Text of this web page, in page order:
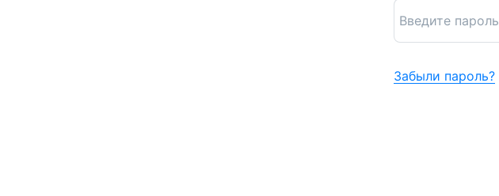
Забыли пароль?